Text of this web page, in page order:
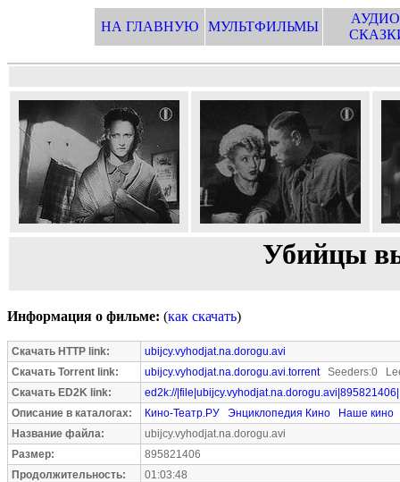
НА ГЛАВНУЮ МУЛЬТФИЛЬМЫ
Убийцы
Информация о фильме: (как скачать)
Скачать HTTP link:
ubijcy.vyhodjat.na.dorogu.avi
Скачать Torrent link:
ubijcy.vyhodjat.na.dorogu.avi.torrentSeeders:0
Скачать ED2K link:
ed2k://|file|ubijcy.vyhodjat.na.dorogu.avi|895821406|
Описание в каталогах:
Кино-Театр.РУ Энциклопедия Кино
Наше кино
Название файла:
ubijcy.vyhodjat.na.dorogu.avi
Размер:
895821406
Продолжительность:
01:03:48